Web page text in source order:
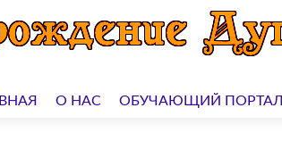
О НАС ОБУЧАЮЩИЙ ПОРТАЛ